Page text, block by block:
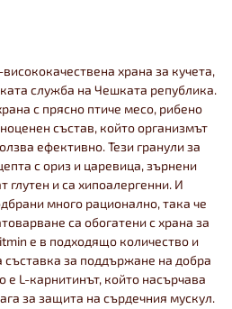
храна за кучета,
служба на Чешката република.
с прясно птиче месо, рибено
състав, който организмът
ефективно. Тези гранули за
с ориз и царевица, зърнени
глутен и са хипоалергенни. И
много рационално, така че
са обогатени с храна за
е в подходящо количество и
за поддържане на добра
е L-карнитинът, който насърчава
за защита на сърдечния мускул.